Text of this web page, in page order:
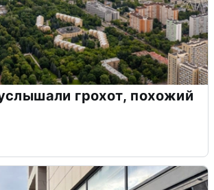
грохот, похожий